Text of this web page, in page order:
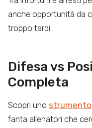
anche opportunità da
troppo tardi.
Difesa vs
Completa
Scopri uno
fanta allenatori che